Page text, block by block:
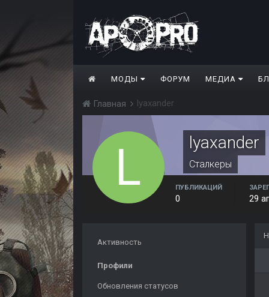
МОДЫ ФОРУМ МЕДИА
Главная lyaxander
lyaxander
Сталкеры
ПУБЛИКАЦИЙ
0 29
Активность
Профили
Обновления статусов